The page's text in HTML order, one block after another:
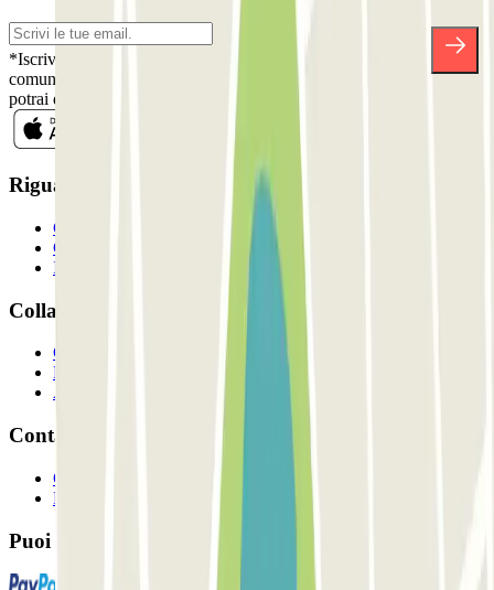
*Iscrivendoti, accetti la nostra Informativa sulla Privacy per ricevere
comunicazioni commerciali da Parclick. Senza alcun impegno,
potrai disiscriverti quando vuoi direttamente dalla stessa newsletter.
Riguardo a Parclcik
Chi siamo
Come funziona?
I Nostri Parcheggi
Collaboriamo?
Collaboratori
Proprietari di parcheggio
Affiliati
Contatto
Contattaci
FAQ
Puoi utilizzare questi metodi di pagamento: